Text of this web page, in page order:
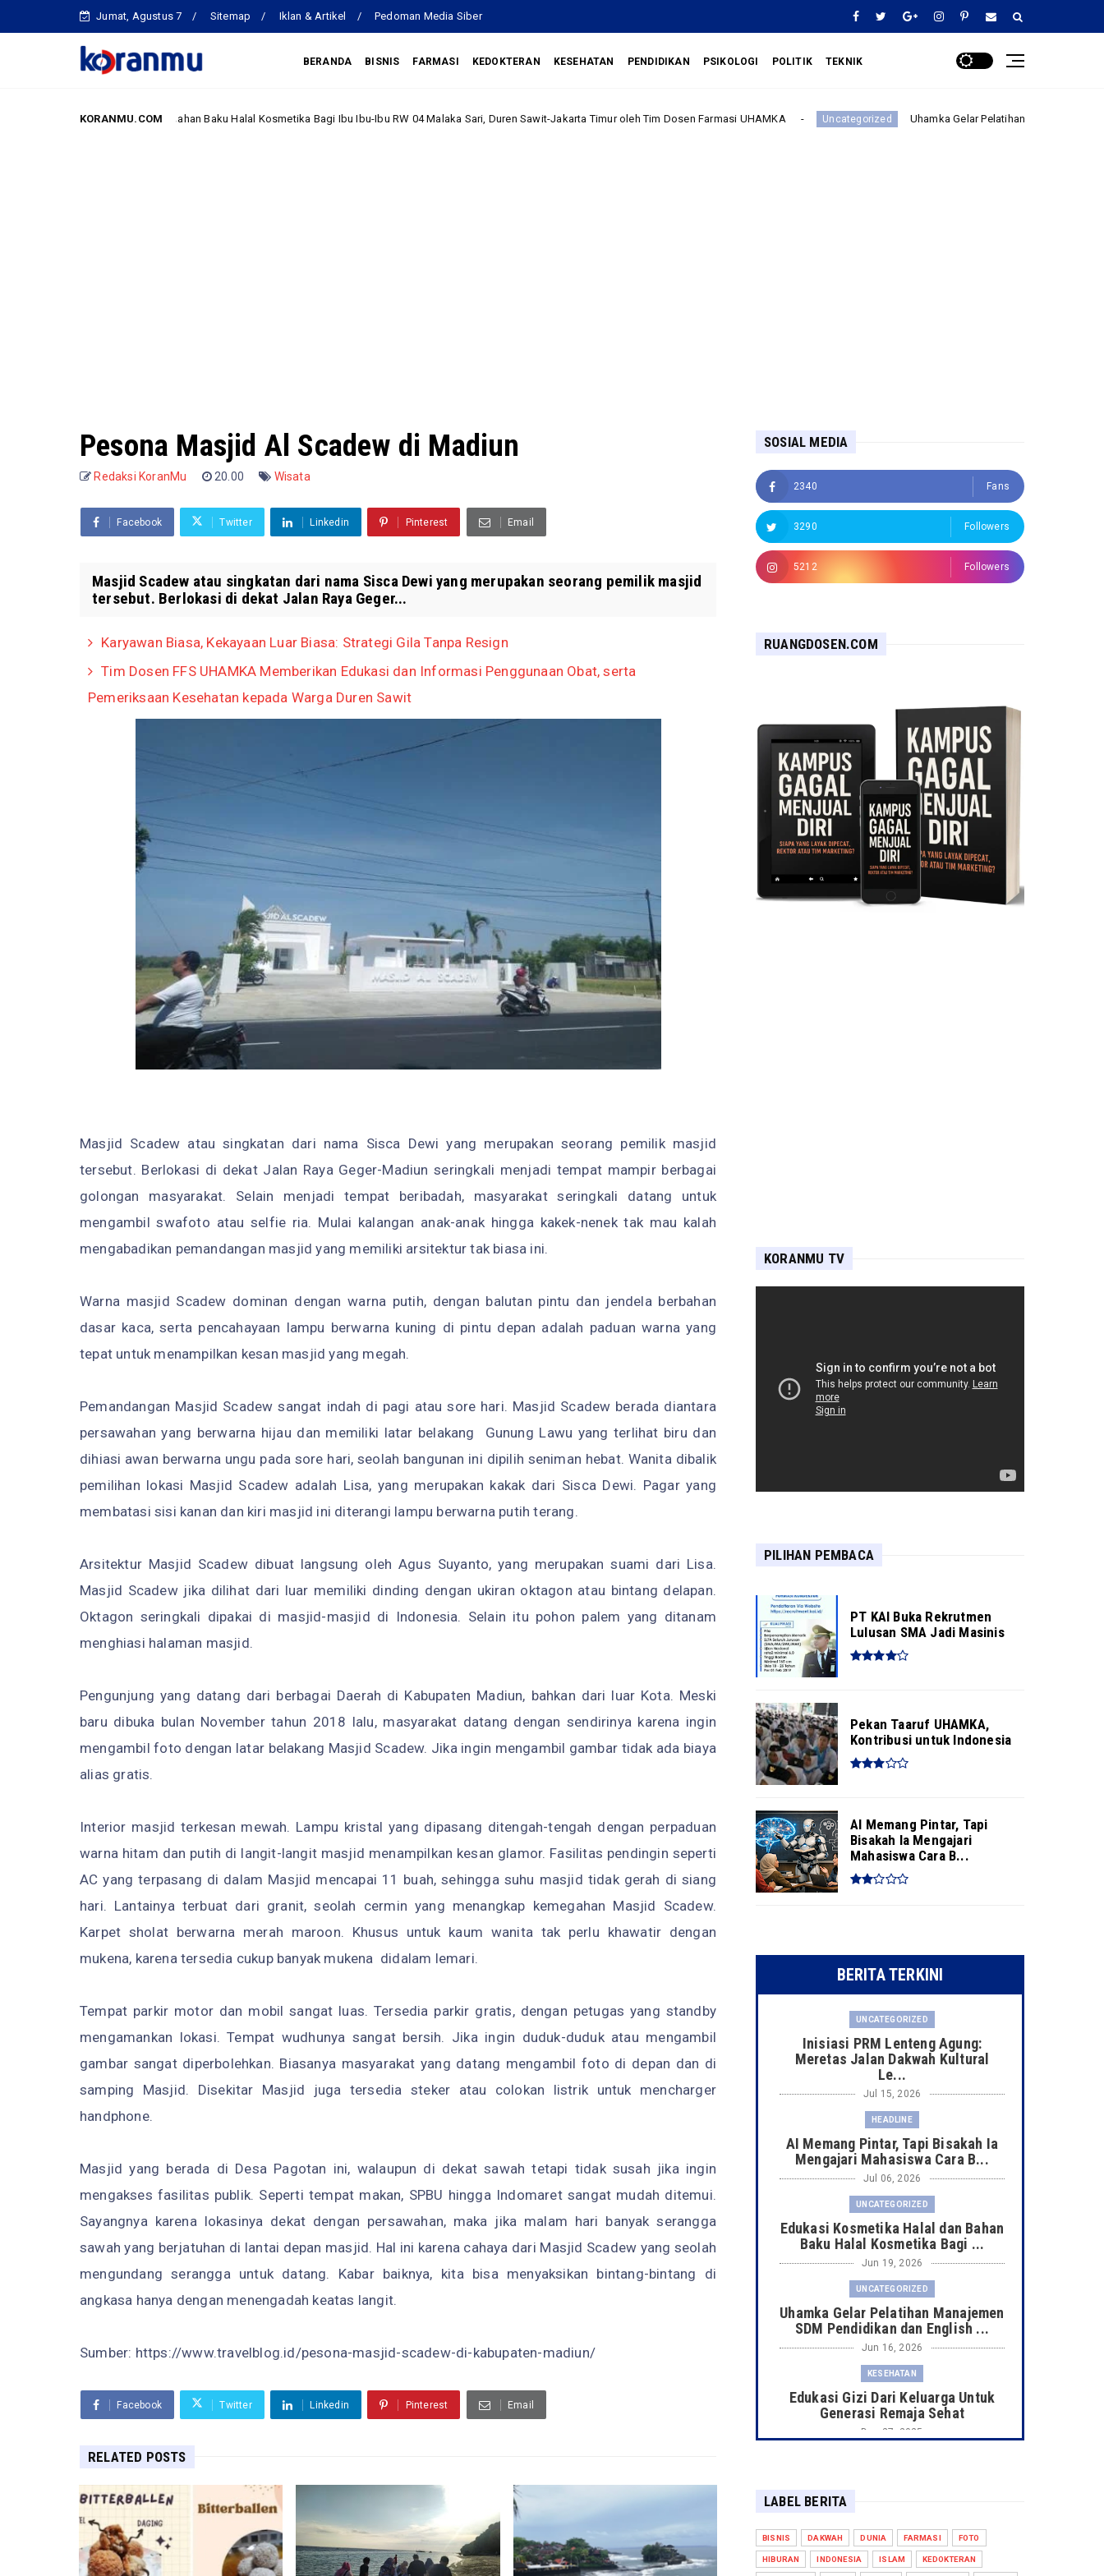
Jumat, Agustus 7 Sitemap Iklan & Artikel Pedoman Media Siber
BERANDA BISNIS FARMASI KEDOKTERAN KESEHATAN PENDIDIKAN PSIKOLOGI POLITIK TEKNIK
KORANMU.COM
Halal dan Bahan Baku Halal Kosmetika Bagi Ibu Ibu-Ibu RW 04 Malaka Sari, Duren Sawit-Jakarta Timur oleh Tim Dosen Farmasi UHAMKA Uncategorized Uhamka Gelar Pelatihan Manajemen SDM Pendidikan dan
Pesona Masjid Al Scadew di Madiun
Redaksi KoranMu 20.00 Wisata
Facebook Twitter Linkedin Pinterest Email
Masjid Scadew atau singkatan dari nama Sisca Dewi yang merupakan seorang pemilik masjid
tersebut. Berlokasi di dekat Jalan Raya Geger...
Karyawan Biasa, Kekayaan Luar Biasa: Strategi Gila Tanpa Resign
Tim Dosen FFS UHAMKA Memberikan Edukasi dan Informasi Penggunaan Obat, serta
Pemeriksaan Kesehatan kepada Warga Duren Sawit
Masjid Scadew atau singkatan dari nama Sisca Dewi yang merupakan seorang pemilik masjid
tersebut. Berlokasi di dekat Jalan Raya Geger-Madiun seringkali menjadi tempat mampir berbagai
golongan masyarakat. Selain menjadi tempat beribadah, masyarakat seringkali datang untuk
mengambil swafoto atau selfie ria. Mulai kalangan anak-anak hingga kakek-nenek tak mau kalah
mengabadikan pemandangan masjid yang memiliki arsitektur tak biasa ini.
Warna masjid Scadew dominan dengan warna putih, dengan balutan pintu dan jendela berbahan
dasar kaca, serta pencahayaan lampu berwarna kuning di pintu depan adalah paduan warna yang
tepat untuk menampilkan kesan masjid yang megah.
Pemandangan Masjid Scadew sangat indah di pagi atau sore hari. Masjid Scadew berada diantara
persawahan yang berwarna hijau dan memiliki latar belakang Gunung Lawu yang terlihat biru dan
dihiasi awan berwarna ungu pada sore hari, seolah bangunan ini dipilih seniman hebat. Wanita dibalik
pemilihan lokasi Masjid Scadew adalah Lisa, yang merupakan kakak dari Sisca Dewi. Pagar yang
membatasi sisi kanan dan kiri masjid ini diterangi lampu berwarna putih terang.
Arsitektur Masjid Scadew dibuat langsung oleh Agus Suyanto, yang merupakan suami dari Lisa.
Masjid Scadew jika dilihat dari luar memiliki dinding dengan ukiran oktagon atau bintang delapan.
Oktagon seringkali dipakai di masjid-masjid di Indonesia. Selain itu pohon palem yang ditanam
menghiasi halaman masjid.
Pengunjung yang datang dari berbagai Daerah di Kabupaten Madiun, bahkan dari luar Kota. Meski
baru dibuka bulan November tahun 2018 lalu, masyarakat datang dengan sendirinya karena ingin
mengambil foto dengan latar belakang Masjid Scadew. Jika ingin mengambil gambar tidak ada biaya
alias gratis.
Interior masjid terkesan mewah. Lampu kristal yang dipasang ditengah-tengah dengan perpaduan
warna hitam dan putih di langit-langit masjid menampilkan kesan glamor. Fasilitas pendingin seperti
AC yang terpasang di dalam Masjid mencapai 11 buah, sehingga suhu masjid tidak gerah di siang
hari. Lantainya terbuat dari granit, seolah cermin yang menangkap kemegahan Masjid Scadew.
Karpet sholat berwarna merah maroon. Khusus untuk kaum wanita tak perlu khawatir dengan
mukena, karena tersedia cukup banyak mukena didalam lemari.
Tempat parkir motor dan mobil sangat luas. Tersedia parkir gratis, dengan petugas yang standby
mengamankan lokasi. Tempat wudhunya sangat bersih. Jika ingin duduk-duduk atau mengambil
gambar sangat diperbolehkan. Biasanya masyarakat yang datang mengambil foto di depan dan di
samping Masjid. Disekitar Masjid juga tersedia steker atau colokan listrik untuk mencharger
handphone.
Masjid yang berada di Desa Pagotan ini, walaupun di dekat sawah tetapi tidak susah jika ingin
mengakses fasilitas publik. Seperti tempat makan, SPBU hingga Indomaret sangat mudah ditemui.
Sayangnya karena lokasinya dekat dengan persawahan, maka jika malam hari banyak serangga
sawah yang berjatuhan di lantai depan masjid. Hal ini karena cahaya dari Masjid Scadew yang seolah
mengundang serangga untuk datang. Kabar baiknya, kita bisa menyaksikan bintang-bintang di
angkasa hanya dengan menengadah keatas langit.
Sumber: https://www.travelblog.id/pesona-masjid-scadew-di-kabupaten-madiun/
Facebook Twitter Linkedin Pinterest Email
RELATED POSTS
SOSIAL MEDIA
2340 Fans
3290 Followers
5212 Followers
RUANGDOSEN.COM
KORANMU TV
PILIHAN PEMBACA
PT KAI Buka Rekrutmen
Lulusan SMA Jadi Masinis
Pekan Taaruf UHAMKA,
Kontribusi untuk Indonesia
AI Memang Pintar, Tapi
Bisakah Ia Mengajari
Mahasiswa Cara B...
BERITA TERKINI
UNCATEGORIZED
Inisiasi PRM Lenteng Agung:
Meretas Jalan Dakwah Kultural
Le...
Jul 15, 2026
HEADLINE
AI Memang Pintar, Tapi Bisakah Ia
Mengajari Mahasiswa Cara B...
Jul 06, 2026
UNCATEGORIZED
Edukasi Kosmetika Halal dan Bahan
Baku Halal Kosmetika Bagi ...
Jun 19, 2026
UNCATEGORIZED
Uhamka Gelar Pelatihan Manajemen
SDM Pendidikan dan English ...
Jun 16, 2026
KESEHATAN
Edukasi Gizi Dari Keluarga Untuk
Generasi Remaja Sehat
Dec 27, 2025
Generasi Sehat Berakhlak pada s...
KESEHATAN
Program Penguatan Kantin Sehat
LABEL BERITA
BISNIS DAKWAH DUNIA FARMASI FOTO
HIBURAN INDONESIA ISLAM KEDOKTERAN